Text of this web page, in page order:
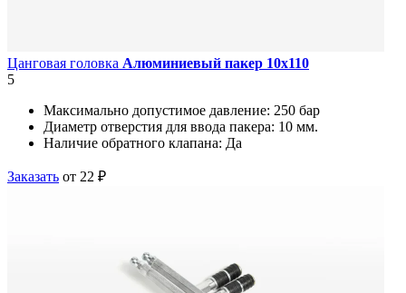
Цанговая головка Алюминиевый пакер 10х110
5
Максимально допустимое давление: 250 бар
Диаметр отверстия для ввода пакера: 10 мм.
Наличие обратного клапана: Да
Заказать от 22 ₽